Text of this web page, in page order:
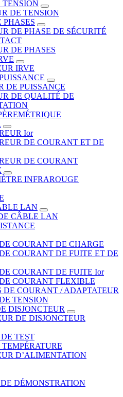
TENSION
DE TENSION
PHASES
DE PHASE DE SÉCURITÉ
DE PHASES
IRVE
DE PUISSANCE
DE QUALITÉ DE
Ior
DE COURANT ET DE
DE COURANT
INFRAROUGE
LAN
CÂBLE LAN
COURANT DE CHARGE
COURANT DE FUITE ET DE
COURANT DE FUITE Ior
COURANT FLEXIBLE
DE COURANT / ADAPTATEUR
TENSION
DISJONCTEUR
DE DISJONCTEUR
TEST
D’ALIMENTATION
DÉMONSTRATION